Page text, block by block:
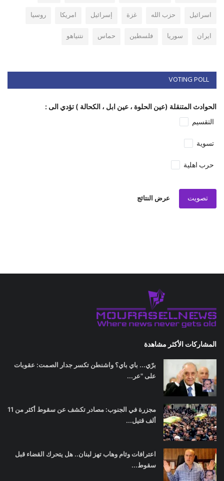
اسرائيل
حزب الله غزة إسرائيل امريكا
روسيا
ايران
سوريا فلسطين حماس نتنياهو
VOTING POLL
الحوادث المتنقلة (عين الحلوة ، عين ابل ، الكحالة ) تؤدي الى :
التقسيم
تسوية
حرب اهلية
تصويت عرض النتائج
المشاركات الأكثر مشاهدة
برّي... باي باي؟ واشنطن تكسر جدار الصمت: عقوبات
على "عر...
مجزرة في الجنوب: مصادر تكشف عن سقوط أكثر من 11
ألف قتيل...
اعترافات وئام وهاب تهز لبنان.. هل يتحرك القضاء قبل
سقوط...